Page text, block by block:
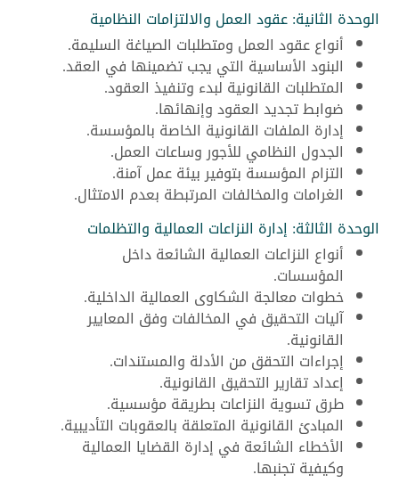
الوحدة الثانية: عقود العمل والالتزامات النظامية
أنواع عقود العمل ومتطلبات الصياغة السليمة.
البنود الأساسية التي يجب تضمينها في العقد.
المتطلبات القانونية لبدء وتنفيذ العقود.
ضوابط تجديد العقود وإنهائها.
إدارة الملفات القانونية الخاصة بالمؤسسة.
الجدول النظامي للأجور وساعات العمل.
التزام المؤسسة بتوفير بيئة عمل آمنة.
الغرامات والمخالفات المرتبطة بعدم الامتثال.
الوحدة الثالثة: إدارة النزاعات العمالية والتظلمات
أنواع النزاعات العمالية الشائعة داخل
المؤسسات.
خطوات معالجة الشكاوى العمالية الداخلية.
آليات التحقيق في المخالفات وفق المعايير
القانونية.
إجراءات التحقق من الأدلة والمستندات.
إعداد تقارير التحقيق القانونية.
طرق تسوية النزاعات بطريقة مؤسسية.
المبادئ القانونية المتعلقة بالعقوبات التأديبية.
الأخطاء الشائعة في إدارة القضايا العمالية
وكيفية تجنبها.